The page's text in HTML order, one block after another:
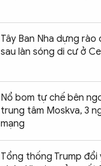
Tây Ban Nha dựng rào
sau làn sóng di cư ở
Nổ bom tự chế bên
trung tâm Moskva, 3
mạng
Tổng thống Trump đổi